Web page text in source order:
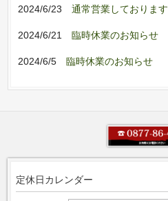
2024/6/23 通常営業しております
2024/6/21 臨時休業のお知らせ
2024/6/5 臨時休業のお知らせ
定休日カレンダー